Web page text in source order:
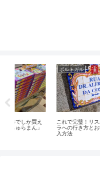
ポルトガル
これで完璧！リスボンからシント
ラへの行き方とお得なチケット購